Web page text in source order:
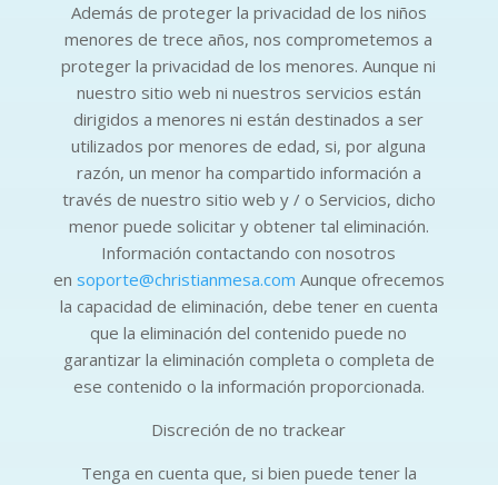
Además de proteger la privacidad de los niños
menores de trece años, nos comprometemos a
proteger la privacidad de los menores. Aunque ni
nuestro sitio web ni nuestros servicios están
dirigidos a menores ni están destinados a ser
utilizados por menores de edad, si, por alguna
razón, un menor ha compartido información a
través de nuestro sitio web y / o Servicios, dicho
menor puede solicitar y obtener tal eliminación.
Información contactando con nosotros
en soporte@christianmesa.com Aunque ofrecemos
la capacidad de eliminación, debe tener en cuenta
que la eliminación del contenido puede no
garantizar la eliminación completa o completa de
ese contenido o la información proporcionada.
Discreción de no trackear
Tenga en cuenta que, si bien puede tener la